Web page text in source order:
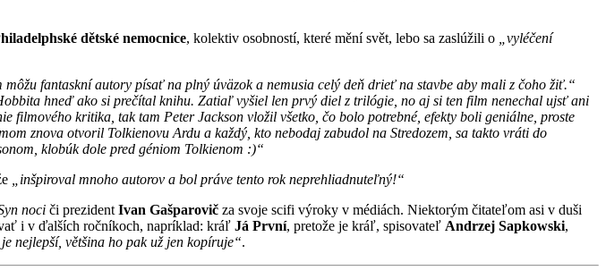
dětské nemocnice, kolektiv osobností, které mění svět, lebo sa zaslúžili o
„vyléčení
môžu fantaskní autory písať na plný úväzok a nemusia celý deň drieť na stavbe aby mali z čoho žiť.“
hneď ako si prečítal knihu. Zatiaľ vyšiel len prvý diel z trilógie, no aj si ten film nenechal ujsť ani
kritika, tak tam Peter Jackson vložil všetko, čo bolo potrebné, efekty boli geniálne, proste
znova otvoril Tolkienovu Ardu a každý, kto nebodaj zabudol na Stredozem, sa takto vráti do
klobúk dole pred géniom Tolkienom :)“
„inšpiroval mnoho autorov a bol práve tento rok neprehliadnuteľný!“
noci či prezident Ivan Gašparovič za svoje scifi výroky v médiách. Niektorým čitateľom asi v duši
i v ďalších ročníkoch, napríklad: kráľ Já První, pretože je kráľ, spisovateľ Andrzej Sapkowski,
„je nejlepší, většina ho pak už jen kopíruje“.